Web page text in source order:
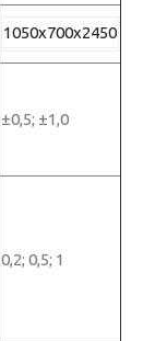
1050x700x2450
±0,5; ±1,0
0,2; 0,5; 1